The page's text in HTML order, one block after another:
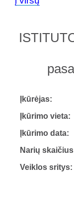
Įkūrėjas:
Įkūrimo vieta:
Įkūrimo data:
Narių
Veiklos sritys: